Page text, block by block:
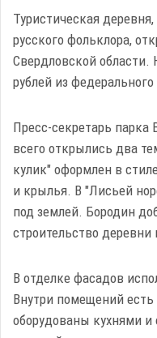
Туристическая
русского фольклора,
Свердловской
рублей из
Пресс-секретарь парка
всего открылись два
кулик" оформлен в
и крылья. В "Лисьей
под землей. Бородин
строительство
В отделке фасадов
Внутри помещений
оборудованы кухнями и